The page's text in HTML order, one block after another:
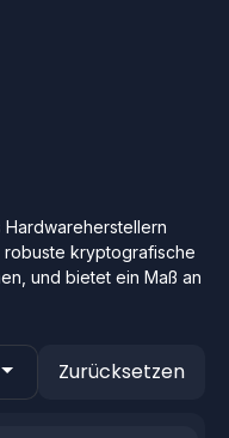
robuste kryptografische
und bietet ein Maß an
Zurücksetzen